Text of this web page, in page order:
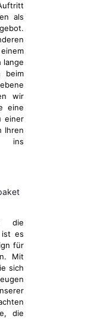
als
lange
beim
wir
eine
einer
Ihren
ins
die
ist es
für
Mit
sich
die